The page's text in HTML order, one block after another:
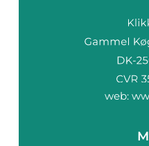
web: